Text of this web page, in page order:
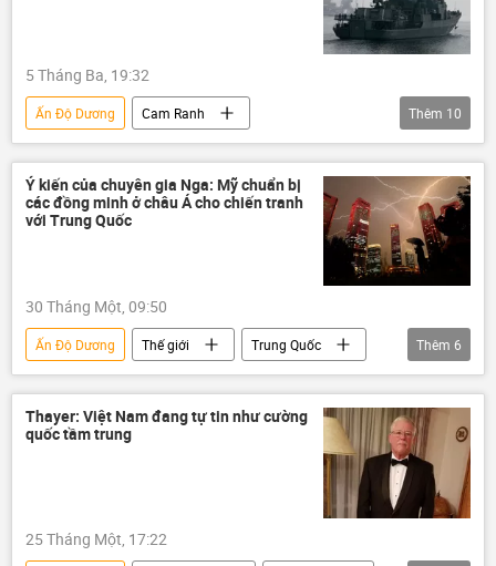
5 Tháng Ba, 19:32
Ấn Độ Dương
Cam Ranh
Thái Bình Dương
tàu khu trục
Nga
Quân sự
Thế giới
Châu Á
Hải quân Việt Nam
Thêm 10
Ý kiến của chuyên gia Nga: Mỹ chuẩn bị
các đồng minh ở châu Á cho chiến tranh
với Trung Quốc
30 Tháng Một, 09:50
Ấn Độ Dương Thế giới
Trung Quốc
Châu Á
Hoa Kỳ
Nga
Quan điểm-Ý kiến
Quân sự
chuyên gia
Thêm 6
Thayer: Việt Nam đang tự tin như cường
quốc tầm trung
25 Tháng Một, 17:22